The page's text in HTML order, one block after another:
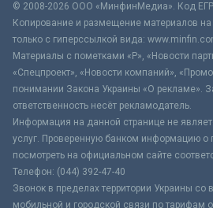
© 2008-2026 ООО «МинфинМедиа». Код
Копирование и размещение материалов на
только с гиперссылкой вида:
Материалы с пометками «Р», «Новости
«Спецпроект», «Новости компаний»,
понимании Закона Украины «О рекламе».
ответственность несёт рекламодатель.
Информация на данной странице не
услуг. Проверенную банком информацию о
посмотреть на официальном сайте
Телефон: (044) 392-47-40
Звонок в пределах территории Украины со
мобильной и городской связи по тарифам